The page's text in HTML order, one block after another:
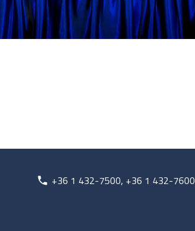
+36 1 432-7500, +36 1 432-7600